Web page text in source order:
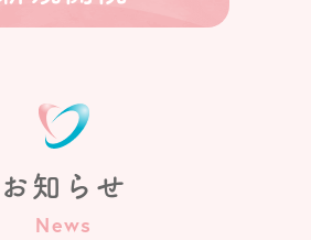
News
お知らせ